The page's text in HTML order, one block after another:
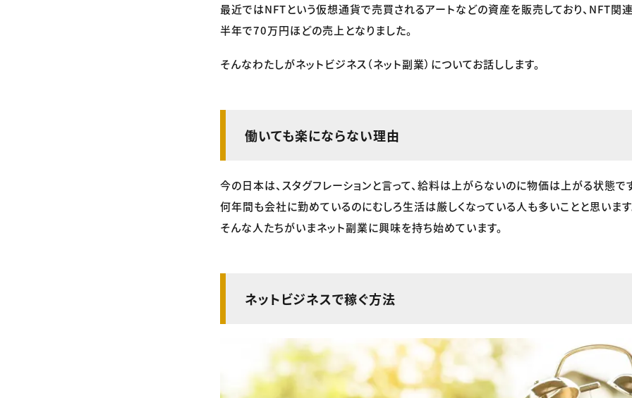
最近ではNFTという仮想通貨で売買されるアートなどの資産を販売しており、NFT関
半年で70万円ほどの売上となりました。
そんなわたしがネットビジネス（ネット副業）についてお話しします。
働いても楽にならない理由
今の日本は、スタグフレーションと言って、給料は上がらないのに物価は上がる状態で
何年間も会社に勤めているのにむしろ生活は厳しくなっている人も多いことと思います
そんな人たちがいまネット副業に興味を持ち始めています。
ネットビジネスで稼ぐ方法